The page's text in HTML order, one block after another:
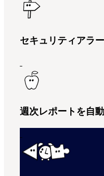
セキュリティアラ
週次レポートを自